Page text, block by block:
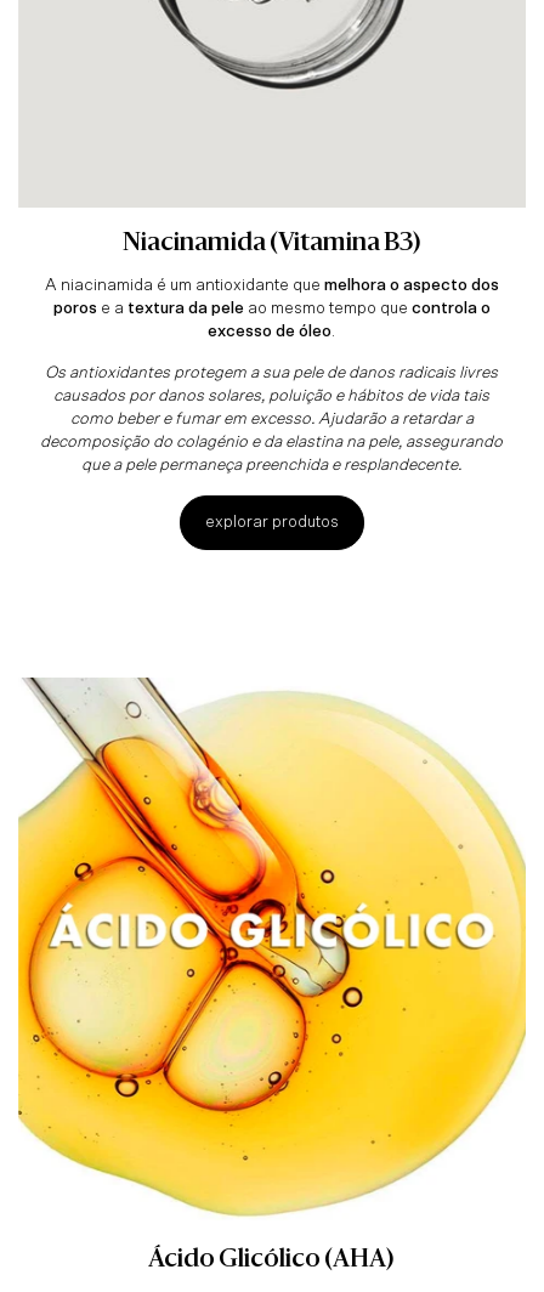
Niacinamida (Vitamina B3)
A niacinamida é um antioxidante que melhora o aspecto dos
poros e a textura da pele ao mesmo tempo que controla o
excesso de óleo.
Os antioxidantes protegem a sua pele de danos radicais livres
causados por danos solares, poluição e hábitos de vida tais
como beber e fumar em excesso. Ajudarão a retardar a
decomposição do colagénio e da elastina na pele, assegurando
que a pele permaneça preenchida e resplandecente.
explorar produtos
Ácido Glicólico (AHA)